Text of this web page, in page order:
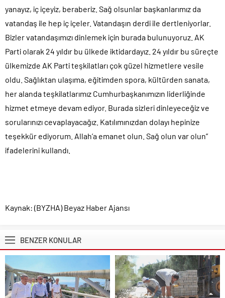
yanayız, iç içeyiz, beraberiz. Sağ olsunlar başkanlarımız da
vatandaş ile hep iç içeler. Vatandaşın derdi ile dertleniyorlar.
Bizler vatandaşımızı dinlemek için burada bulunuyoruz. AK
Parti olarak 24 yıldır bu ülkede iktidardayız. 24 yıldır bu süreçte
ülkemizde AK Parti teşkilatları çok güzel hizmetlere vesile
oldu. Sağlıktan ulaşıma, eğitimden spora, kültürden sanata,
her alanda teşkilatlarımız Cumhurbaşkanımızın liderliğinde
hizmet etmeye devam ediyor. Burada sizleri dinleyeceğiz ve
sorularınızı cevaplayacağız. Katılımınızdan dolayı hepinize
teşekkür ediyorum. Allah’a emanet olun. Sağ olun var olun”
ifadelerini kullandı.
Kaynak: (BYZHA) Beyaz Haber Ajansı
BENZER KONULAR